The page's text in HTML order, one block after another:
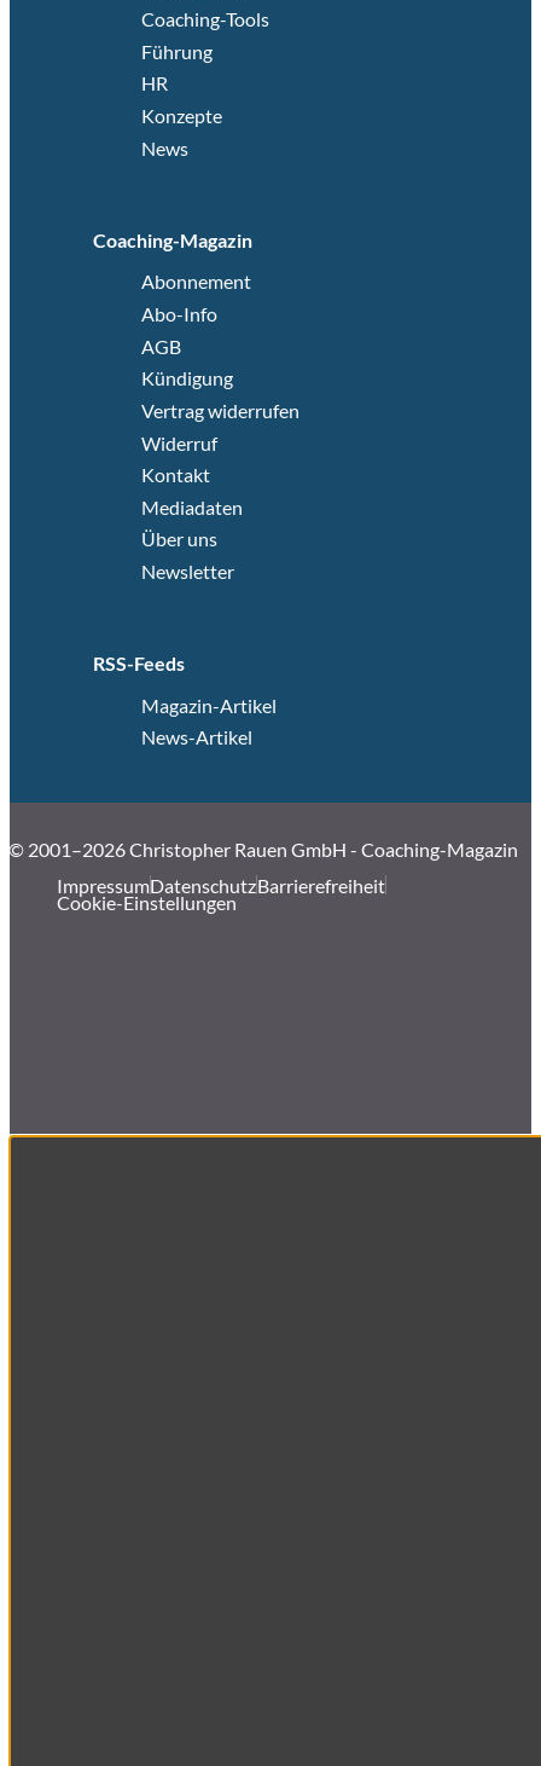
Coaching-Tools
Führung
HR
Konzepte
News
Coaching-Magazin
Abonnement
Abo-Info
AGB
Kündigung
Vertrag widerrufen
Widerruf
Kontakt
Mediadaten
Über uns
Newsletter
RSS-Feeds
Magazin-Artikel
News-Artikel
© 2001–2026 Christopher Rauen GmbH - Coaching-Magazin
ImpressumDatenschutzBarrierefreiheit
Cookie-Einstellungen